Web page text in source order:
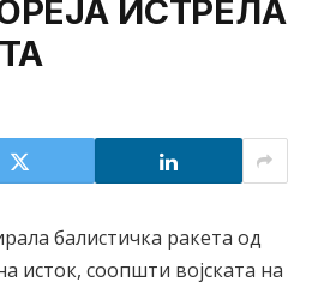
ИСТРЕЛА
балистичка ракета од
исток, соопшти војската на